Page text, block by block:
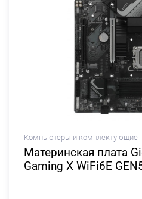
Компьютеры и комплектующие
Материнская плата
Gaming X WiFi6E